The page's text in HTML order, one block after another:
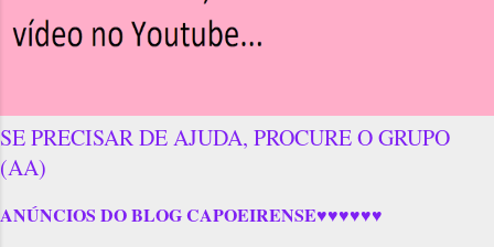
SE PRECISAR DE AJUDA, PROCURE O GRUPO
(AA)
ANÚNCIOS DO BLOG CAPOEIRENSE♥♥♥♥♥♥